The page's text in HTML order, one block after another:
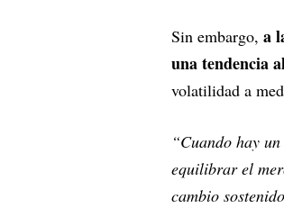
Sin embargo, a
una tendencia
volatilidad a
“Cuando hay
equilibrar el
cambio